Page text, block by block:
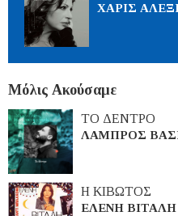
ΧΑΡΙΣ
Μόλις Ακούσαμε
ΤΟ ΔΕΝΤΡΟ
ΛΑΜΠΡΟΣ
Η ΚΙΒΩΤΟΣ
ΕΛΕΝΗ ΒΙΤΑΛΗ